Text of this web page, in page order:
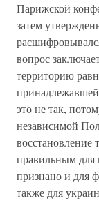
Парижской
затем
вопрос
территорию
это не так,
независимой
восстановление
правильным для
признано и для
также для